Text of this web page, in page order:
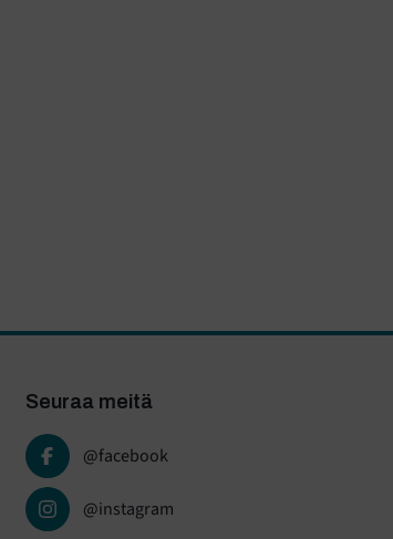
Seuraa meitä
@facebook
@instagram